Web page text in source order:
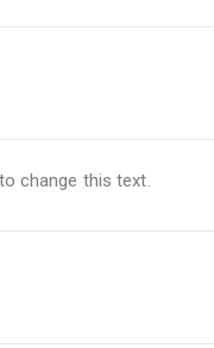
change this text.